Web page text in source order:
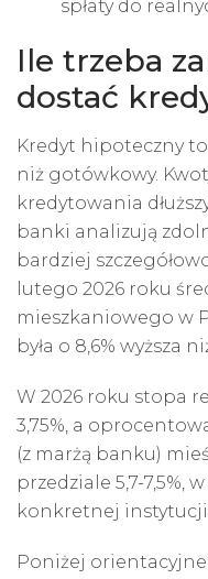
spłaty do
Ile trzeba
dostać
Kredyt hipoteczny
niż gotówkowy.
kredytowania
banki analizują
bardziej
lutego 2026 roku
mieszkaniowego w
była o 8,6% wyższa
W 2026 roku stopa
3,75%, a
(z marżą banku)
przedziale 5,7-7,5%,
konkretnej
Poniżej